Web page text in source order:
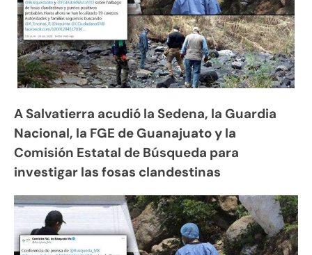
A Salvatierra acudió la Sedena, la Guardia
Nacional, la FGE de Guanajuato y la
Comisión Estatal de Búsqueda para
investigar las fosas clandestinas